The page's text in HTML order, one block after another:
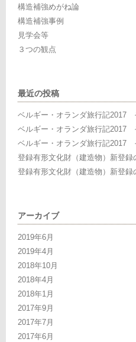
構造補強めがね論
構造補強事例
見学会等
３つの観点
最近の投稿
ベルギー・オランダ旅行記2017
ベルギー・オランダ旅行記2017
ベルギー・オランダ旅行記2017
登録有形文化財（建造物）新登録
登録有形文化財（建造物）新登録
アーカイブ
2019年6月
2019年4月
2018年10月
2018年4月
2018年1月
2017年9月
2017年7月
2017年6月